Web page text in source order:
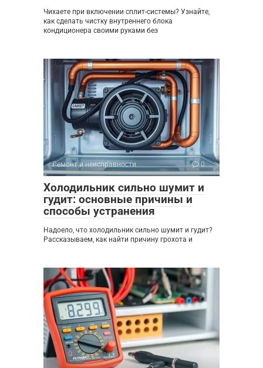
Чихаете при включении сплит-системы? Узнайте,
как сделать чистку внутреннего блока
кондиционера своими руками без
Ремонт и неисправности 0
Холодильник сильно шумит и
гудит: основные причины и
способы устранения
Надоело, что холодильник сильно шумит и гудит?
Рассказываем, как найти причину грохота и